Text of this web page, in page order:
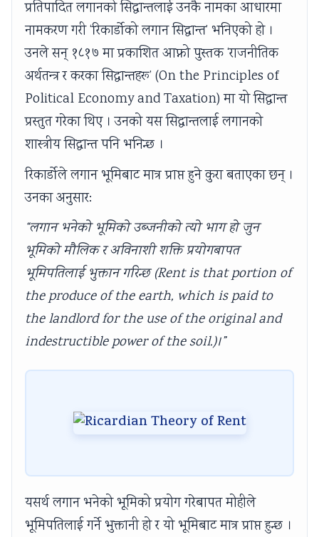
प्रतिपादित लगानको सिद्धान्तलाई उनकै नामका आधारमा
नामकरण गरी ‘रिकार्डोको लगान सिद्धान्त’ भनिएको हो ।
उनले सन् १८१७ मा प्रकाशित आफ्नो पुस्तक ‘राजनीतिक
अर्थतन्त्र र करका सिद्धान्तहरू’ (On the Principles of
Political Economy and Taxation) मा यो सिद्धान्त
प्रस्तुत गरेका थिए । उनको यस सिद्धान्तलाई लगानको
शास्त्रीय सिद्धान्त पनि भनिन्छ ।
रिकार्डोले लगान भूमिबाट मात्र प्राप्त हुने कुरा बताएका छन् ।
उनका अनुसार:
“लगान भनेको भूमिको उब्जनीको त्यो भाग हो जुन
भूमिको मौलिक र अविनाशी शक्ति प्रयोगबापत
भूमिपतिलाई भुक्तान गरिन्छ (Rent is that portion of
the produce of the earth, which is paid to
the landlord for the use of the original and
indestructible power of the soil.)।”
यसर्थ लगान भनेको भूमिको प्रयोग गरेबापत मोहीले
भूमिपतिलाई गर्ने भुक्तानी हो र यो भूमिबाट मात्र प्राप्त हुन्छ ।